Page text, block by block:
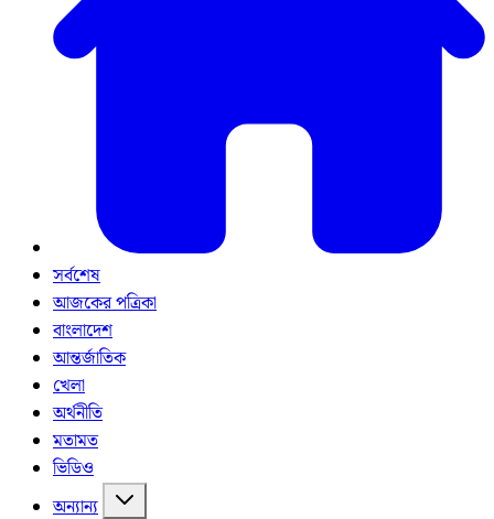
সর্বশেষ
আজকের পত্রিকা
বাংলাদেশ
আন্তর্জাতিক
খেলা
অর্থনীতি
মতামত
ভিডিও
অন্যান্য